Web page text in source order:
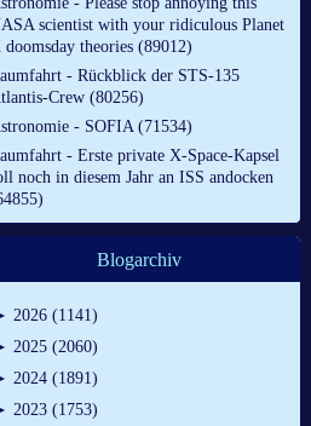
scientist with your ridiculous Planet
doomsday theories (89012)
- Rückblick der STS-135
Crew (80256)
- SOFIA (71534)
- Erste private X-Space-Kapsel
noch in diesem Jahr an ISS andocken
Blogarchiv
2026 (1141)
2025 (2060)
2024 (1891)
2023 (1753)